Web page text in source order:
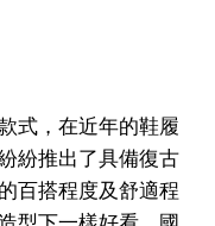
式，在近年的鞋履
紛推出了具備復古
百搭程度及舒適程